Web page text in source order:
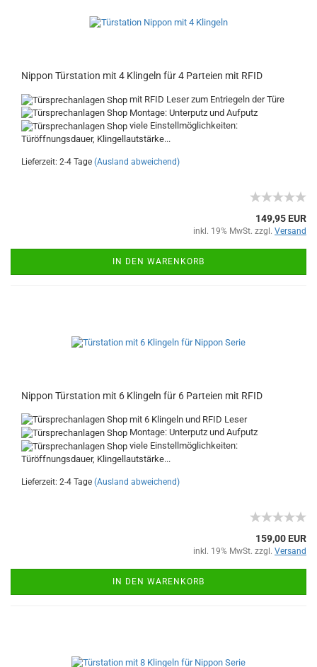
Nippon Türstation mit 4 Klingeln für 4 Parteien mit RFID
mit RFID Leser zum Entriegeln der Türe
Montage: Unterputz und Aufputz
viele Einstellmöglichkeiten:
Türöffnungsdauer, Klingellautstärke...
Lieferzeit: 2-4 Tage (Ausland abweichend)
149,95 EUR
inkl. 19% MwSt. zzgl. Versand
IN DEN WARENKORB
Nippon Türstation mit 6 Klingeln für 6 Parteien mit RFID
mit 6 Klingeln und RFID Leser
Montage: Unterputz und Aufputz
viele Einstellmöglichkeiten:
Türöffnungsdauer, Klingellautstärke...
Lieferzeit: 2-4 Tage (Ausland abweichend)
159,00 EUR
inkl. 19% MwSt. zzgl. Versand
IN DEN WARENKORB